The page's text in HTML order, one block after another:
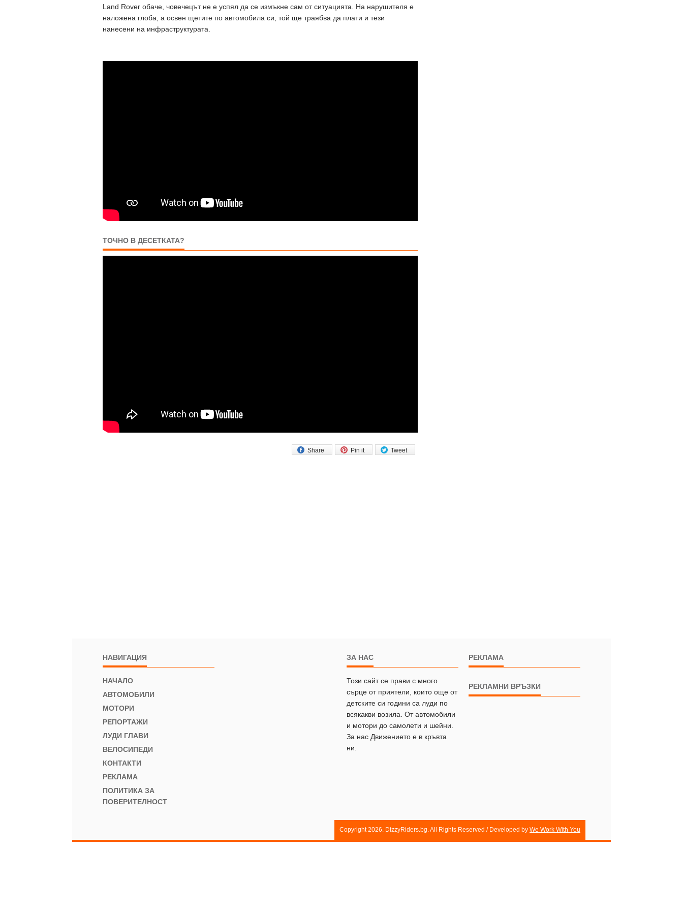
Land Rover обаче, човечецът не е успял да се измъкне сам от ситуацията. На нарушителя е
наложена глоба, а освен щетите по автомобила си, той ще траябва да плати и тези
нанесени на инфраструктурата.
ТОЧНО В ДЕСЕТКАТА?
Tweet
Pin it
Share
НАВИГАЦИЯ
НАЧАЛО
АВТОМОБИЛИ
МОТОРИ
РЕПОРТАЖИ
ЛУДИ ГЛАВИ
ВЕЛОСИПЕДИ
КОНТАКТИ
РЕКЛАМА
ПОЛИТИКА ЗА
ПОВЕРИТЕЛНОСТ
ЗА НАС
Този сайт се прави с много
сърце от приятели, които още от
детските си години са луди по
всякакви возила. От автомобили
и мотори до самолети и шейни.
За нас Движението е в кръвта
ни.
РЕКЛАМА
РЕКЛАМНИ ВРЪЗКИ
Copyright 2026. DizzyRiders.bg. All Rights Reserved / Developed by We Work With You